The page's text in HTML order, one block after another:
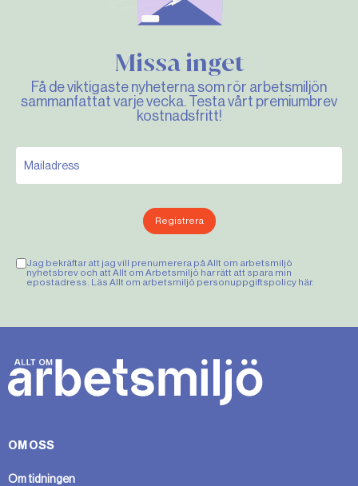
Missa inget
Få de viktigaste nyheterna som rör arbetsmiljön
sammanfattat varje vecka. Testa vårt premiumbrev
kostnadsfritt!
Registrera
Jag bekräftar att jag vill prenumerera på Allt om arbetsmiljö
nyhetsbrev och att Allt om Arbetsmiljö har rätt att spara min
epostadress. Läs Allt om arbetsmiljö personuppgiftspolicy här.
OM OSS
Om tidningen